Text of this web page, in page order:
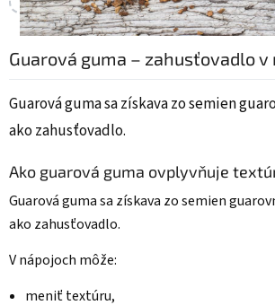
Guarová guma – zahusťovadlo v
Guarová guma sa získava zo semien
ako zahusťovadlo.
Ako guarová guma ovplyvňuje
Guarová guma sa získava zo semien
ako zahusťovadlo.
V nápojoch môže:
meniť textúru,